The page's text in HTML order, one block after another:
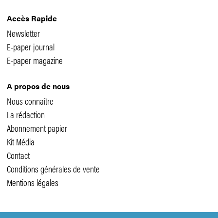
Accès Rapide
Newsletter
E-paper journal
E-paper magazine
A propos de nous
Nous connaître
La rédaction
Abonnement papier
Kit Média
Contact
Conditions générales de vente
Mentions légales